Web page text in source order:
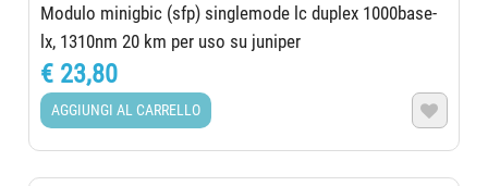
Modulo minigbic (sfp) singlemode lc duplex 1000base-
lx, 1310nm 20 km per uso su juniper
€ 23,80
AGGIUNGI AL CARRELLO 